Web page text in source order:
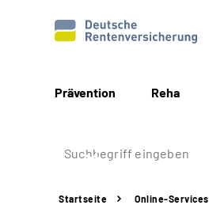
Prävention Reha
Startseite Online-Services